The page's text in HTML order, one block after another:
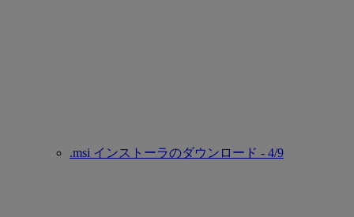
.msi インストーラのダウンロード - 4/9